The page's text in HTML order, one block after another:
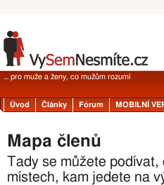
… pro muže a ženy, co mužům rozumí
Úvod Články Fórum MOBILNÍ
Mapa členů
Tady se můžete
místech, kam jedete na